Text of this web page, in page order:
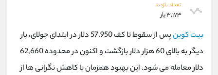
تعداد بازدید
۳,۱۷۳ بار
بیت کوین
پس از سقوط تا کف 57,950 دلار در ابتدای جولای، بار
دیگر به بالای 60 هزار دلار بازگشت و اکنون در محدوده 62,660
دلار معامله می شود. این بهبود همزمان با کاهش نگرانی ها از
اطلاعات تماس
021-22021030
بدون پیش شماره 90001030
اینستاگرام @alireza.mehrabii